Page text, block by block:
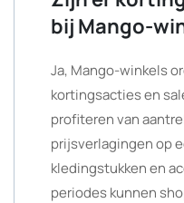
bij Mango-
Ja, Mango-winkels
kortingsacties en
profiteren van
prijsverlagingen op
kledingstukken en
periodes kunnen